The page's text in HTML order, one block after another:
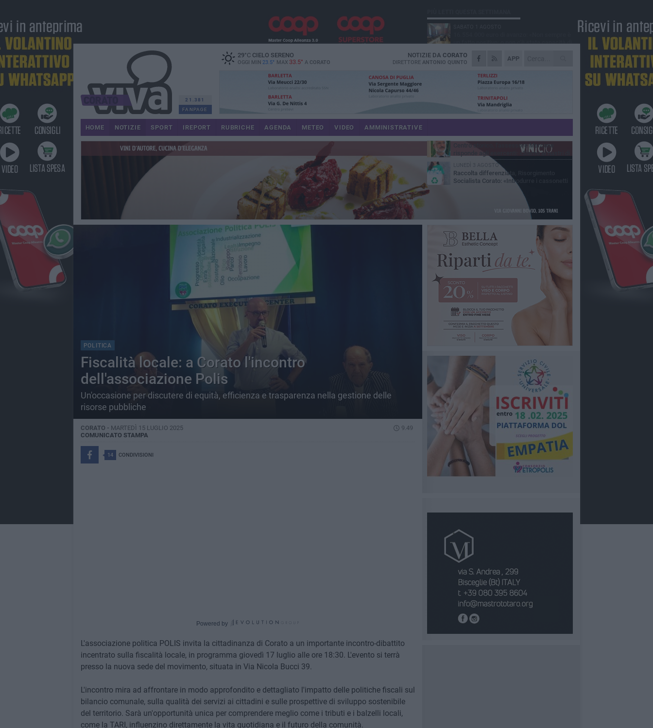
21.381
FANPAGE
29°CCIELO SERENO
OGGI MIN 23.5° MAX 33.5° A CORATO
APP
NOTIZIE DA CORATO
DIRETTORE ANTONIO QUINTO
HOME NOTIZIE SPORT IREPORT RUBRICHE AGENDA METEO VIDEO AMMINISTRATIVE
POLITICA
Fiscalità locale: a Corato l'incontro
dell'associazione Polis
Un'occasione per discutere di equità, efficienza e trasparenza nella gestione delle
risorse pubbliche
CORATO - MARTEDÌ 15 LUGLIO 2025
9.49
COMUNICATO STAMPA
14 CONDIVISIONI
Powered by
L'associazione politica POLIS invita la cittadinanza di Corato a un importante incontro-dibattito
incentrato sulla fiscalità locale, in programma giovedì 17 luglio alle ore 18:30. L'evento si terrà
presso la nuova sede del movimento, situata in Via Nicola Bucci 39.
L'incontro mira ad affrontare in modo approfondito e dettagliato l'impatto delle politiche fiscali sul
bilancio comunale, sulla qualità dei servizi ai cittadini e sulle prospettive di sviluppo sostenibile
del territorio. Sarà un'opportunità unica per comprendere meglio come i tributi e i balzelli locali,
come la TARI, influenzino direttamente la vita quotidiana e il futuro della comunità.
un fatto positivo: o non c'è stata capacità di
VENERDÌ 31 LUGLIO
Via Dante, aiuole nel degrado: tra incuria
VENERDÌ 31 LUGLIO
sul calendario estivo: «Gli eventi generano
presenze, consumi e nuove opportunità»
MERCOLEDÌ 5 AGOSTO
Chiuso momentaneamente distributore di
SABATO 1 AGOSTO
Centro storico, l'assessore Marcone
risponde agli esercenti: «Siamo ai nastri di
partenza»
LUNEDÌ 3 AGOSTO
Raccolta differenziata, Risorgimento
Socialista Corato: «Introdurre i cassonetti
intelligenti»